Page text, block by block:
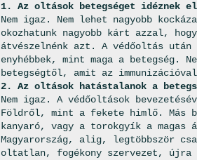
1. Az oltások betegséget idéznek
Nem igaz. Nem lehet nagyobb
okozhatunk nagyobb kárt azzal,
átvészelnénk azt. A védőoltás
enyhébbek, mint maga a betegség.
betegségtől, amit az
2. Az oltások hatástalanok a
Nem igaz. A védőoltások
Földről, mint a fekete himlő. Más
kanyaró, vagy a torokgyík a
Magyarország, alig, legtöbbször
oltatlan, fogékony szervezet, újra